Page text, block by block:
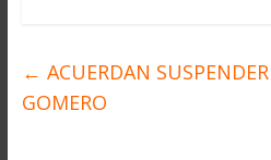
← ACUERDAN
GOMERO